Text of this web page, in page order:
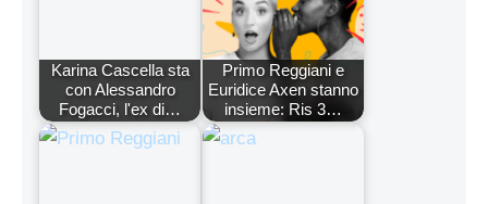
Karina Cascella sta
con Alessandro
Fogacci, l'ex di…
Primo Reggiani e
Euridice Axen stanno
insieme: Ris 3…